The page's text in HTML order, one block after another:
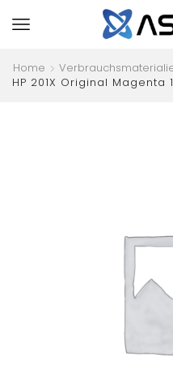
Home
HP 201X Original Magenta